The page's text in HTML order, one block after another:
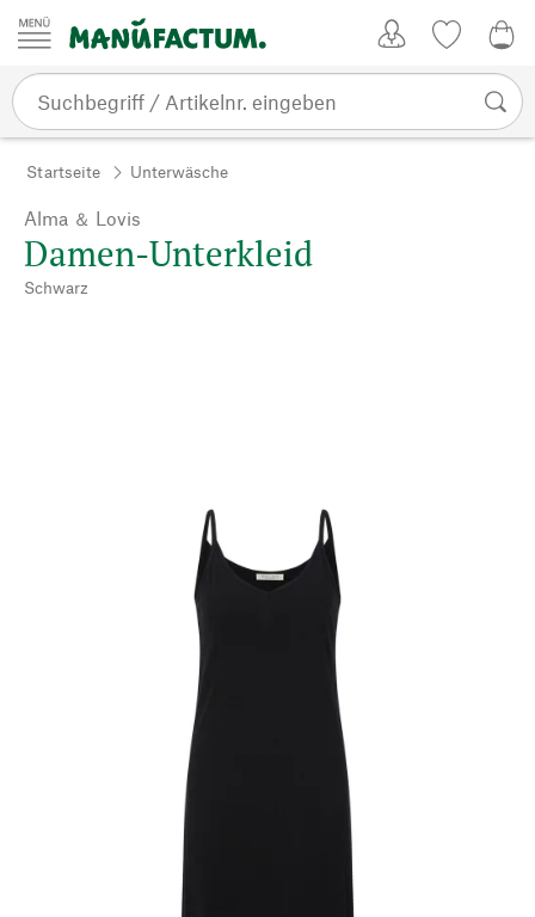
Zum Inhalt springen
Startseite Unterwäsche
Alma ＆ Lovis
Damen-Unterkleid
Schwarz